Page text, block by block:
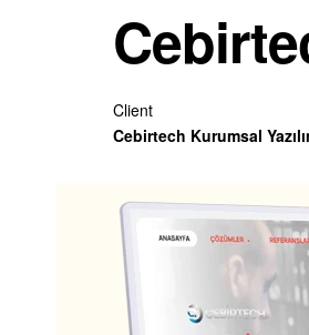
Client
Cebirtech Kurumsal